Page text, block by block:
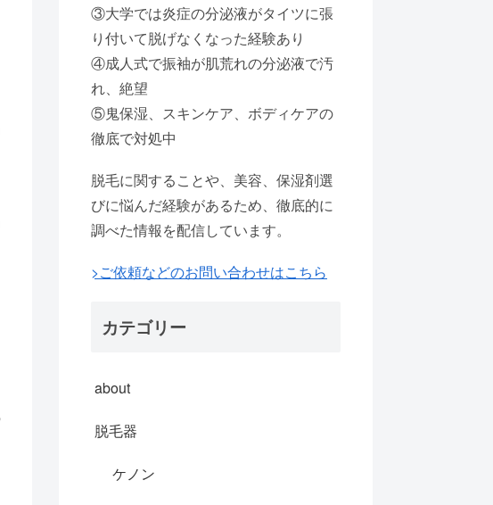
③大学では炎症の分泌液がタイツに張
り付いて脱げなくなった経験あり
④成人式で振袖が肌荒れの分泌液で汚
れ、絶望
⑤鬼保湿、スキンケア、ボディケアの
徹底で対処中
脱毛に関することや、美容、保湿剤選
びに悩んだ経験があるため、徹底的に
調べた情報を配信しています。
>ご依頼などのお問い合わせはこちら
カテゴリー
about
脱毛器
ケノン